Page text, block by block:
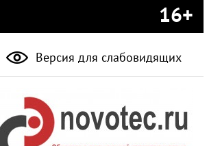
16+
Версия для слабовидящих